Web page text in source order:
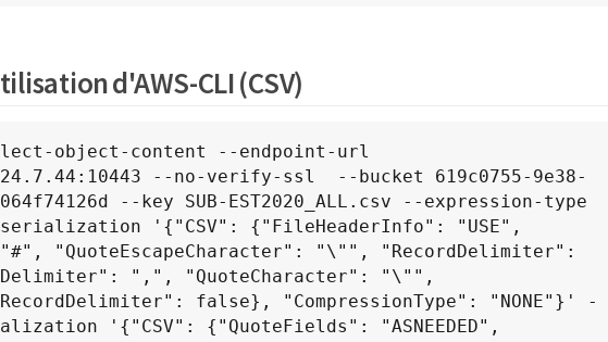
d'AWS-CLI (CSV)
object-content --endpoint-url
--no-verify-ssl  --bucket 619c0755-9e38-
--key SUB-EST2020_ALL.csv --expression-type
'{"CSV": {"FileHeaderInfo": "USE",
"#", "QuoteEscapeCharacter": "\"", "RecordDelimiter":
",", "QuoteCharacter": "\"",
false}, "CompressionType": "NONE"}' -
'{"CSV": {"QuoteFields": "ASNEEDED",